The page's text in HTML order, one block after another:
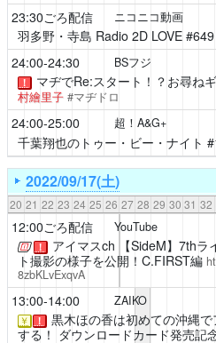
23:30ごろ配信 ニコニコ動画
羽多野・寺島 Radio 2D LOVE#649
24:00-24:30 BSフジ
！ マヂでRe:スタート！？お尋ね
村繪里子#マヂドロ
24:00-25:00 超！A&G+
千葉翔也のトゥー・ビー・ナイト
2022/09/17(土)
20 21 22 23 24 25 26 27 28 29 30 31 32
12:00ごろ配信 YouTube
！ アイマスch 【SideM】7thラ
ト撮影の様子を公開！C.FIRST編
8zbKLvExqvA
13:00-14:00 ZAIKO
￥ ！
黒木ほの香は初めての沖縄
する！ ダウンロードカード発売記